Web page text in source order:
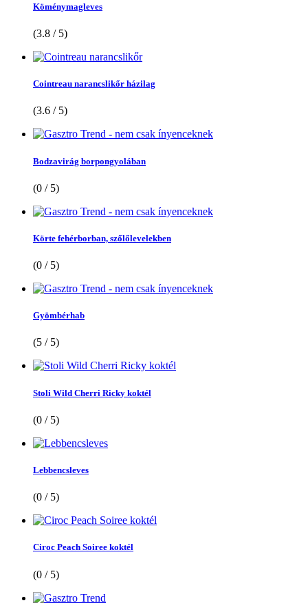
Köménymagleves
(3.8 / 5)
Cointreau narancslikőr házilag
(3.6 / 5)
Bodzavirág borpongyolában
(0 / 5)
Körte fehérborban, szőlőlevelekben
(0 / 5)
Gyömbérhab
(5 / 5)
Stoli Wild Cherri Ricky koktél
(0 / 5)
Lebbencsleves
(0 / 5)
Ciroc Peach Soiree koktél
(0 / 5)